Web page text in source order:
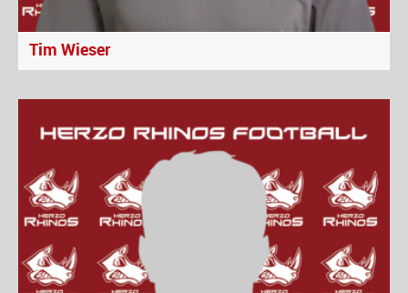
Tim Wieser